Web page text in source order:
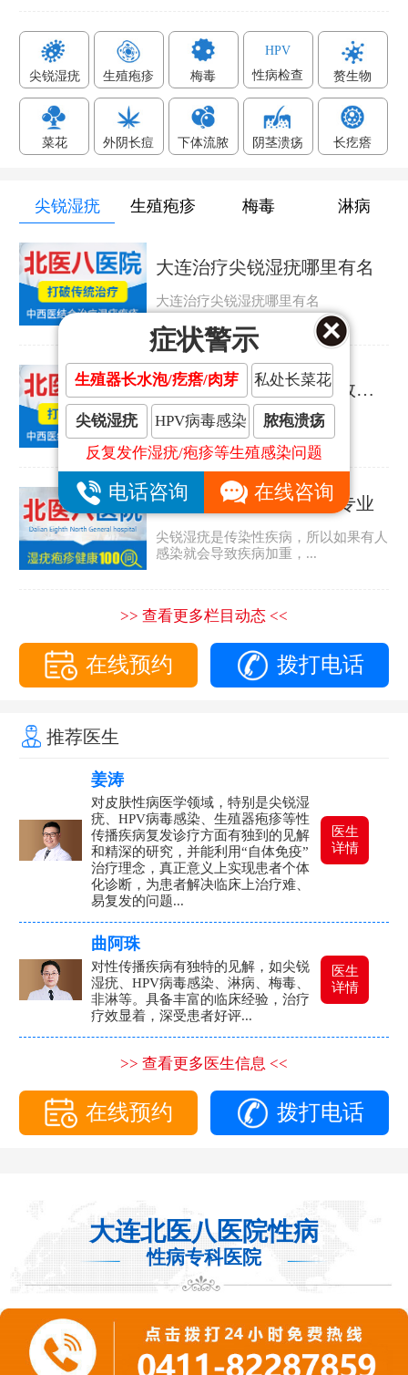
尖锐湿疣 生殖疱疹 梅毒
HPV
性病检查
赘生物
菜花 外阴长痘 下体流脓 阴茎溃疡 长疙瘩
尖锐湿疣 生殖疱疹 梅毒 淋病
大连治疗尖锐湿疣哪里有名
大连治疗尖锐湿疣哪里有名
大连治疗尖锐湿疣哪里效果好
大连治疗尖锐湿疣哪里效果好
大连哪家尖锐湿疣医院专业
尖锐湿疣是传染性疾病，所以如果有人
感染就会导致疾病加重，...
>> 查看更多栏目动态 <<
在线预约 拨打电话
推荐医生
姜涛
对皮肤性病医学领域，特别是尖锐湿
疣、HPV病毒感染、生殖器疱疹等性
传播疾病复发诊疗方面有独到的见解
和精深的研究，并能利用“自体免疫”
治疗理念，真正意义上实现患者个体
化诊断，为患者解决临床上治疗难、
易复发的问题...
医生
详情
曲阿珠
对性传播疾病有独特的见解，如尖锐
湿疣、HPV病毒感染、淋病、梅毒、
非淋等。具备丰富的临床经验，治疗
疗效显着，深受患者好评...
医生
详情
>> 查看更多医生信息 <<
在线预约 拨打电话
大连北医八医院性病
性病专科医院
症状警示
生殖器长水泡/疙瘩/肉芽 私处长菜花
尖锐湿疣 HPV病毒感染
脓疱溃疡
反复发作湿疣/疱疹等生殖感染问题
电话咨询 在线咨询